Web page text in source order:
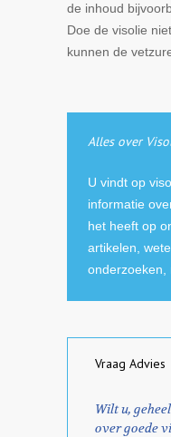
de inhoud
Doe de visolie
kunnen de
Alles over
U vindt op
informatie
het heeft op
artikelen,
onderzoeken,
Vraag Advies
Wilt u,
over goede